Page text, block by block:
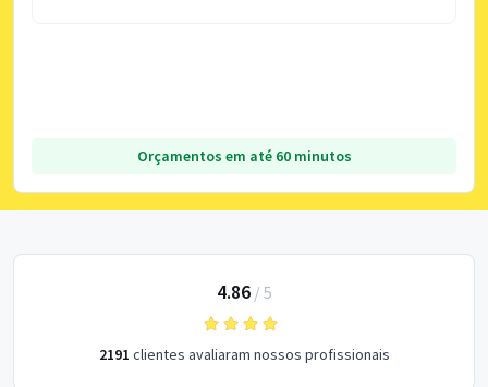
Orçamentos em até 60 minutos
4.86/ 5
2191 clientes avaliaram nossos profissionais